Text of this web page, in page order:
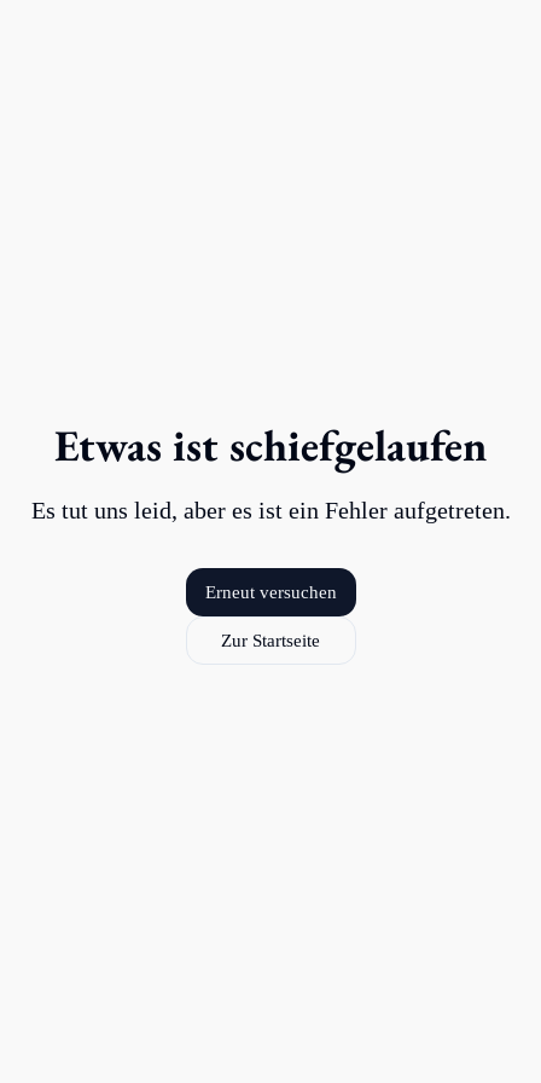
Etwas ist schiefgelaufen
Es tut uns leid, aber es ist ein Fehler aufgetreten.
Erneut versuchen
Zur Startseite